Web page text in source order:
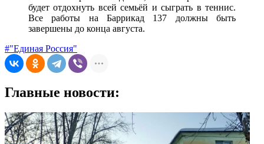
будет отдохнуть всей семьёй и сыграть в теннис.
Все работы на Баррикад 137 должны быть
завершены до конца августа.
#"Единая Россия"
Главные новости: